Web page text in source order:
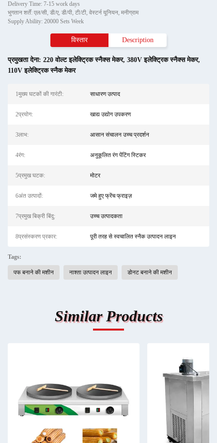
Delivery Time: 7-15 work days
भुगतान शर्तें: एल/सी, डी/ए, डी/पी, टी/टी, वेस्टर्न यूनियन, मनीग्राम
Supply Ability: 20000 Sets Week
विस्तार Description
प्रमुखता देना: 220 वोल्ट इलेक्ट्रिक स्नैक्स मेकर, 380V इलेक्ट्रिक स्नैक्स मेकर,
110V इलेक्ट्रिक स्नैक मेकर
1मुख्य घटकों की गारंटी: साधारण उत्पाद
2प्रयोग: खाद्य उद्योग उपकरण
3लाभ: आसान संचालन उच्च प्रदर्शन
4रंग: अनुकूलित रंग पेंटिंग स्टिकर
5प्रमुख घटक: मोटर
6अंत उत्पादों: जमे हुए फ्रेंच फ्राइज़
7प्रमुख बिक्री बिंदु: उच्च उत्पादकता
8प्रसंस्करण प्रकार: पूरी तरह से स्वचालित स्नैक उत्पादन लाइन
Tags:
पफ बनाने की मशीन नाश्ता उत्पादन लाइन डोनट बनाने की मशीन
Similar Products